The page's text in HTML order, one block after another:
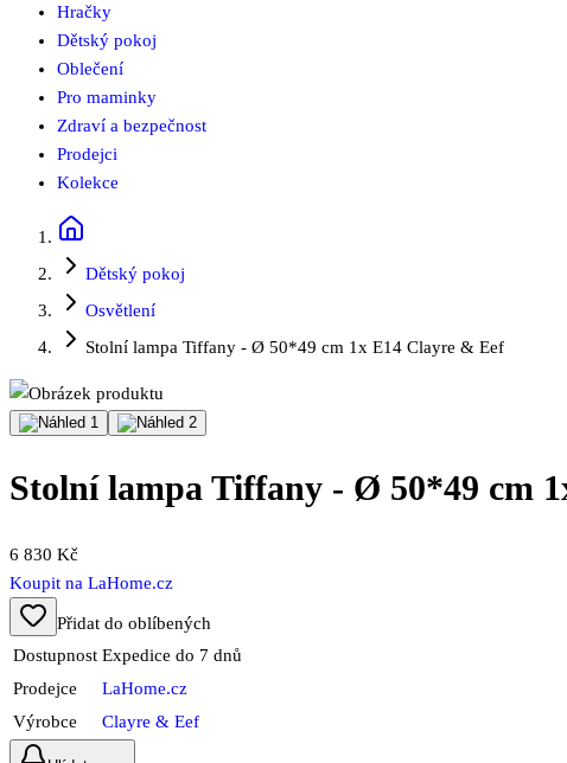
Hračky
Dětský pokoj
Oblečení
Pro maminky
Zdraví a bezpečnost
Prodejci
Kolekce
Dětský pokoj
Osvětlení
Stolní lampa Tiffany - Ø 50*49 cm 1x E14 Clayre & Eef
Stolní lampa Tiffany - Ø 50*49 cm
6 830 Kč
Koupit na LaHome.cz
Přidat do oblíbených
Dostupnost Expedice do 7 dnů
Prodejce
LaHome.cz
Výrobce
Clayre & Eef